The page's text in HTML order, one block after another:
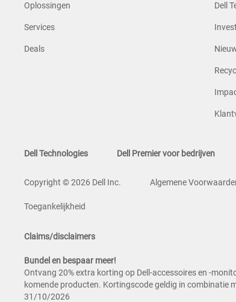
Oplossingen
Services
Deals
Dell
Dell Technologies Dell Premier voor bedrijven
Copyright © 2026 Dell Inc. Algemene
Toegankelijkheid
Claims/disclaimers
Bundel en bespaar meer!
Ontvang 20% extra korting op Dell-accessoires en -
komende producten. Kortingscode geldig in combinatie
31/10/2026